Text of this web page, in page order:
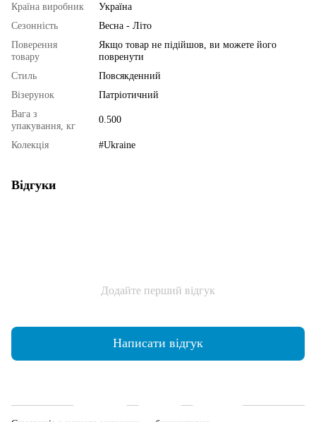
Країна виробник
Україна
Сезонність
Весна - Літо
Поверення
товару
Якщо товар не підійшов, ви можете його
повренути
Стиль
Повсякденний
Візерунок
Патріотичний
Вага з
упакування, кг
0.500
Колекція #Ukraine
Відгуки
Додайте перший відгук
Написати відгук